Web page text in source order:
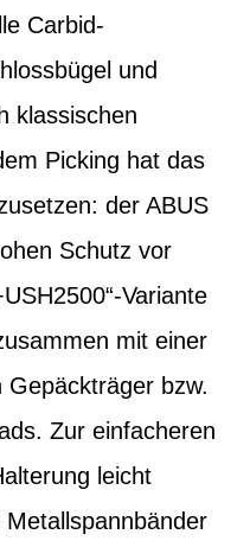
Carbid-
und
klassischen
Picking hat das
der ABUS
Schutz vor
Variante
mit einer
bzw.
Zur einfacheren
leicht